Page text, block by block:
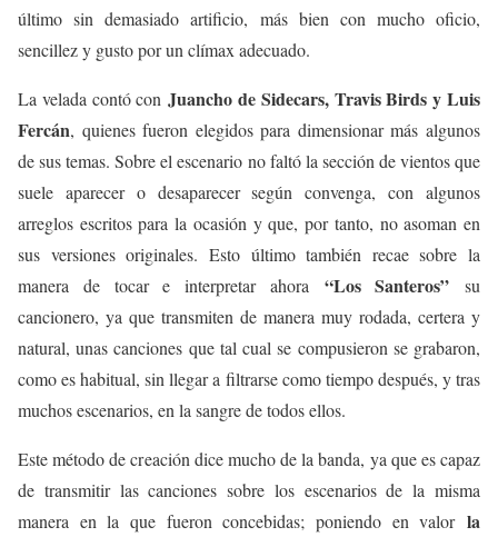
último sin demasiado artificio, más bien con mucho oficio,
sencillez y gusto por un clímax adecuado.
La velada contó conJuancho de Sidecars, Travis Birds y Luis
Fercán, quienes fueron elegidos para dimensionar más algunos
de sus temas. Sobre el escenario no faltó la sección de vientos que
suele aparecer o desaparecer según convenga, con algunos
arreglos escritos para la ocasión y que, por tanto, no asoman en
sus versiones originales. Esto último también recae sobre la
manera de tocar e interpretar ahora “Los Santeros” su
cancionero, ya que transmiten de manera muy rodada, certera y
natural, unas canciones que tal cual se compusieron se grabaron,
como es habitual, sin llegar a filtrarse como tiempo después, y tras
muchos escenarios, en la sangre de todos ellos.
Este método de creación dice mucho de la banda, ya que es capaz
de transmitir las canciones sobre los escenarios de la misma
manera en la que fueron concebidas; poniendo en valor la